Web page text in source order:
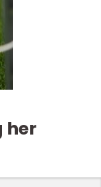
her